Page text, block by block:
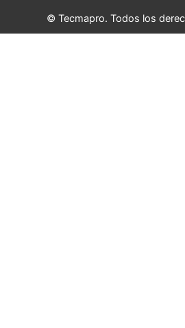
© Tecmapro. Todos los